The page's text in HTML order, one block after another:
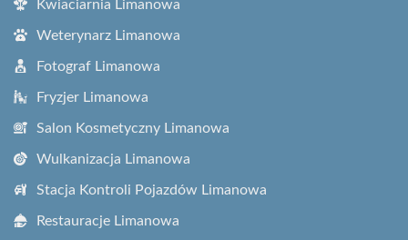
Kwiaciarnia Limanowa
Weterynarz Limanowa
Fotograf Limanowa
Fryzjer Limanowa
Salon Kosmetyczny Limanowa
Wulkanizacja Limanowa
Stacja Kontroli Pojazdów Limanowa
Restauracje Limanowa